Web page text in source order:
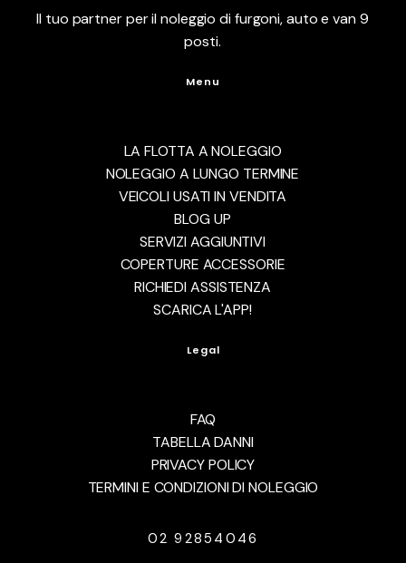
Il tuo partner per il noleggio di furgoni, auto e van 9
posti.
Menu
LA FLOTTA A NOLEGGIO
NOLEGGIO A LUNGO TERMINE
VEICOLI USATI IN VENDITA
BLOG UP
SERVIZI AGGIUNTIVI
COPERTURE ACCESSORIE
RICHIEDI ASSISTENZA
SCARICA L'APP!
Legal
FAQ
TABELLA DANNI
PRIVACY POLICY
TERMINI E CONDIZIONI DI NOLEGGIO
02 92854046